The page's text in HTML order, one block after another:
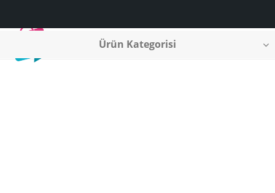
Ürün Kategorisi